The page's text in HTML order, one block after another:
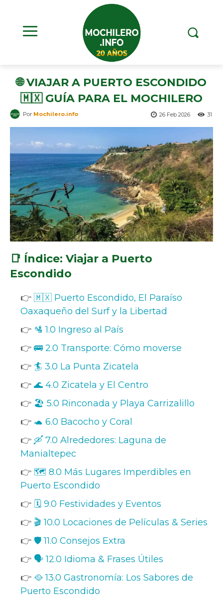
🌐 VIAJAR A PUERTO ESCONDIDO
🇲🇽 GUÍA PARA EL MOCHILERO
31
26 Feb 2026
Por Mochilero.info
📑 Índice: Viajar a Puerto
Escondido
👉 🇲🇽 Puerto Escondido, El Paraíso
Oaxaqueño del Surf y la Libertad
👉 🛂 1.0 Ingreso al País
👉 🚌 2.0 Transporte: Cómo moverse
👉 🏄 3.0 La Punta Zicatela
👉 🌊 4.0 Zicatela y El Centro
👉 🏖️ 5.0 Rinconada y Playa Carrizalillo
👉 🐢 6.0 Bacocho y Coral
👉 🛶 7.0 Alrededores: Laguna de
Manialtepec
👉 🗺️ 8.0 Más Lugares Imperdibles en
Puerto Escondido
👉 🗓️ 9.0 Festividades y Eventos
👉 🎬 10.0 Locaciones de Películas & Series
👉 🛡️ 11.0 Consejos Extra
👉 🗣️ 12.0 Idioma & Frases Útiles
👉 🥘 13.0 Gastronomía: Los Sabores de
Puerto Escondido